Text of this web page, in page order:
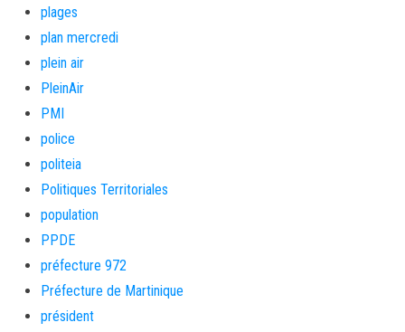
plages
plan mercredi
plein air
PleinAir
PMI
police
politeia
Politiques Territoriales
population
PPDE
préfecture 972
Préfecture de Martinique
président